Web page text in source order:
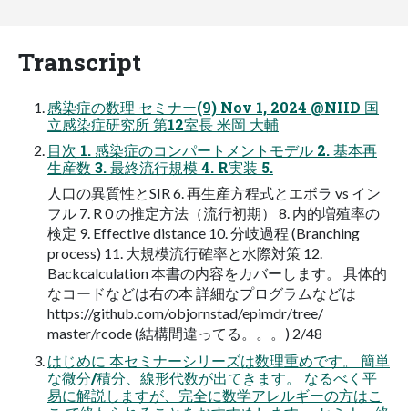
Transcript
感染症の数理 セミナー(9) Nov 1, 2024 @NIID 国
立感染症研究所 第12室長 米岡 大輔
目次 1. 感染症のコンパートメントモデル 2. 基本再
生産数 3. 最終流行規模 4. R実装 5.
人口の異質性とSIR 6. 再生産方程式とエボラ vs イン
フル 7. R 0 の推定方法（流行初期） 8. 内的増殖率の
検定 9. Effective distance 10. 分岐過程 (Branching
process) 11. 大規模流行確率と水際対策 12.
Backcalculation 本書の内容をカバーします。 具体的
なコードなどは右の本 詳細なプログラムなどは
https://github.com/objornstad/epimdr/tree/
master/rcode (結構間違ってる。。。) 2/48
はじめに 本セミナーシリーズは数理重めです。 簡単
な微分/積分、線形代数が出てきます。 なるべく平
易に解説しますが、完全に数学アレルギーの方はこ